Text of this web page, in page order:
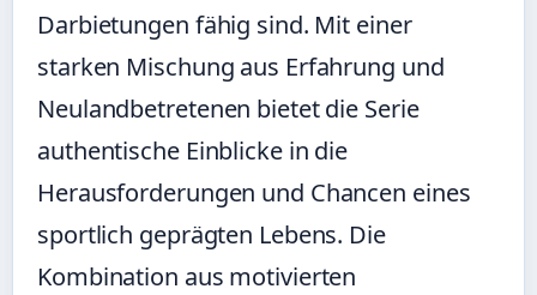
Darbietungen fähig sind. Mit einer
starken Mischung aus Erfahrung und
Neulandbetretenen bietet die Serie
authentische Einblicke in die
Herausforderungen und Chancen eines
sportlich geprägten Lebens. Die
Kombination aus motivierten